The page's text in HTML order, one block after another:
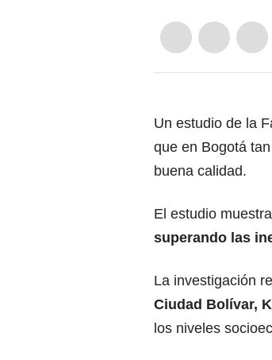
Un estudio de la
que en Bogotá
buena calidad.
El estudio
superando las
La investigación
Ciudad Bolívar,
los niveles